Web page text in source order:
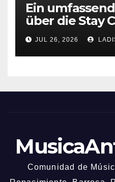
Ein
über die Stay
JUL 26, 2026
Comunidad de